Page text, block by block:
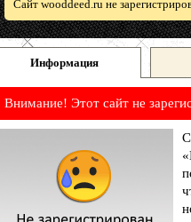
Сайт wooddeed.ru не
Информация
Внимание! Этот сайт не